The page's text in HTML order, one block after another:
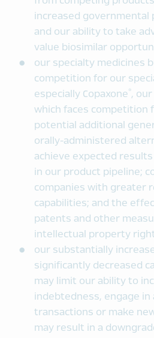
increased governmental
and our ability to take
value biosimilar
our specialty medicines
competition for our
especially Copaxone®,
which faces competition
potential additional
orally-administered
achieve expected
in our product pipeline;
companies with greater
capabilities; and the
patents and other
intellectual property
our substantially
significantly decreased
may limit our ability to
indebtedness, engage in
transactions or make
may result in a